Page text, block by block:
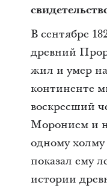
В сентябре
древний
жил и умер
континенте
воскресший
Моронием и
одному
показал ему
истории